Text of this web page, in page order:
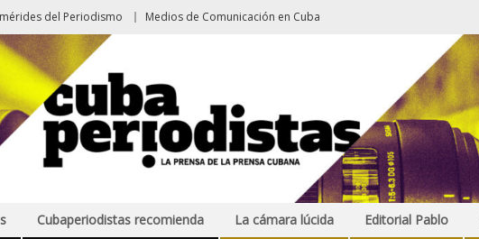
del Periodismo Medios de Comunicación en Cuba
Cubaperiodistas recomienda La cámara lúcida Editorial Pablo